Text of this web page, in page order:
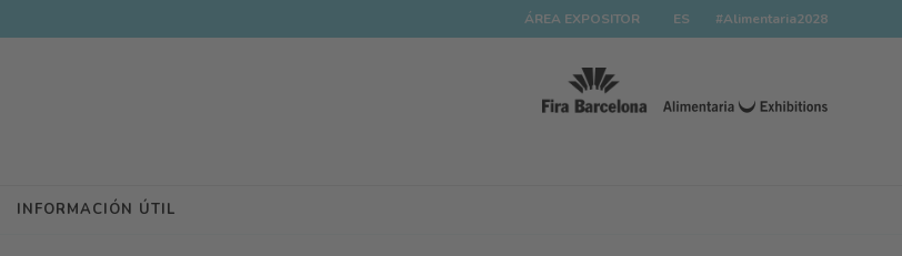
ÁREA EXPOSITOR ES #Alimentaria2028
INFORMACIÓN ÚTIL